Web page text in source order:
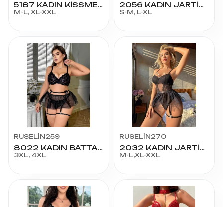
5187 KADIN KİSSME ŞORT
M-L, XL-XXL
2056 KADIN JARTİYER FANTAZİ KOSTÜM
S-M, L-XL
RUSELİN259
8022 KADIN BATTAL JARTİYERLİ TAKIM
3XL, 4XL
RUSELİN270
2032 KADIN JARTİYER FANTAZİ KOSTÜM
M-L,XL-XXL